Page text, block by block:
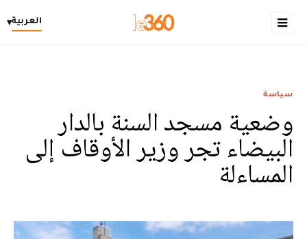
العربية▾
سياسة
وضعية مسجد السنة بالدار
البيضاء تجر وزير الأوقاف إلى
المساءلة